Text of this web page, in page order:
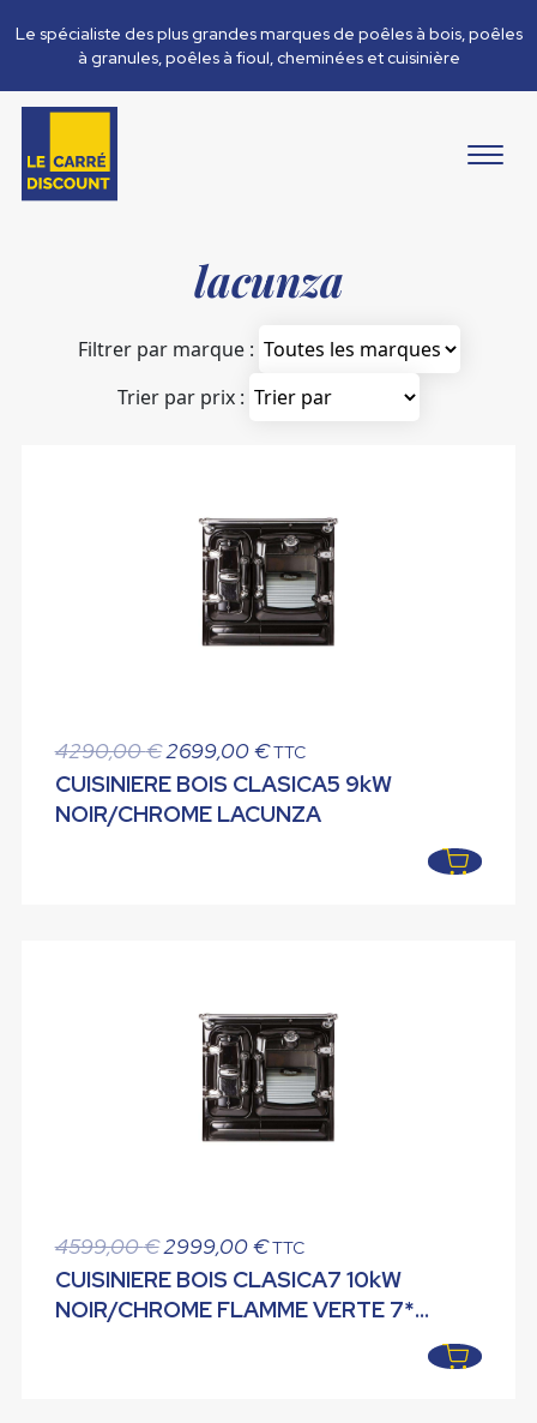
Le spécialiste des plus grandes marques de poêles à bois, poêles
à granules, poêles à fioul, cheminées et cuisinière
lacunza
Filtrer par marque :
Trier par prix :
4290,00€ Le
prix
initial
2699,00€Le
prix
actuel
TTC
CUISINIERE BOIS CLASICA5 9kW
NOIR/CHROME LACUNZA
4599,00€ Le
prix
initial
2999,00€Le
prix
actuel
TTC
CUISINIERE BOIS CLASICA7 10kW
NOIR/CHROME FLAMME VERTE 7*
RENDEMENT 75% EMISSION CO 0.09%